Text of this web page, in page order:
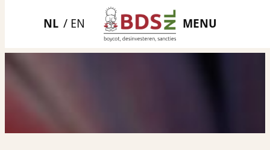
inhoud
MENU